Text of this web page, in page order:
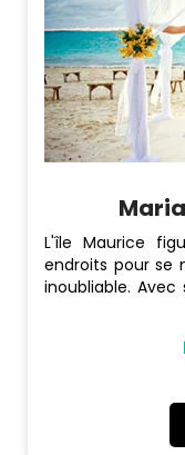
L'île Maurice
endroits pour se
inoubliable. Avec
mauricien, c'est
vous aider à
votre mariage,
et/ou vous
coordinateur
détail de